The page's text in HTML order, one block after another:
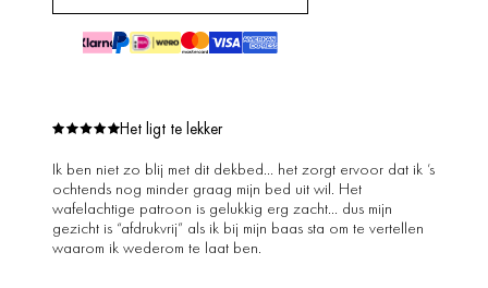
Het ligt te lekker
Ik ben niet zo blij met dit dekbed… het zorgt ervoor dat ik ’s
ochtends nog minder graag mijn bed uit wil. Het
wafelachtige patroon is gelukkig erg zacht… dus mijn
gezicht is “afdrukvrij” als ik bij mijn baas sta om te vertellen
waarom ik wederom te laat ben.